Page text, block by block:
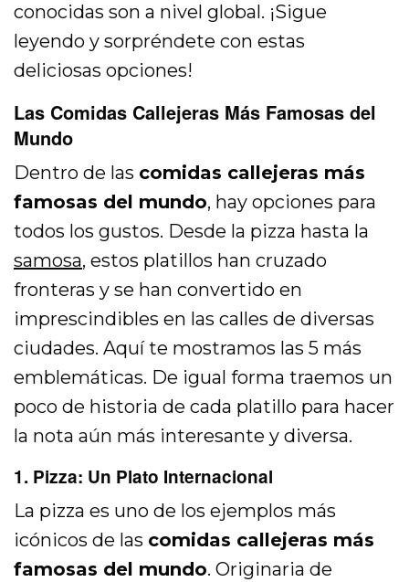
conocidas son a nivel global. ¡Sigue
leyendo y sorpréndete con estas
deliciosas opciones!
Las Comidas Callejeras Más Famosas del
Mundo
Dentro de las comidas callejeras más
famosas del mundo, hay opciones para
todos los gustos. Desde la pizza hasta la
samosa, estos platillos han cruzado
fronteras y se han convertido en
imprescindibles en las calles de diversas
ciudades. Aquí te mostramos las 5 más
emblemáticas. De igual forma traemos un
poco de historia de cada platillo para hacer
la nota aún más interesante y diversa.
1. Pizza: Un Plato Internacional
La pizza es uno de los ejemplos más
icónicos de las comidas callejeras más
famosas del mundo. Originaria de